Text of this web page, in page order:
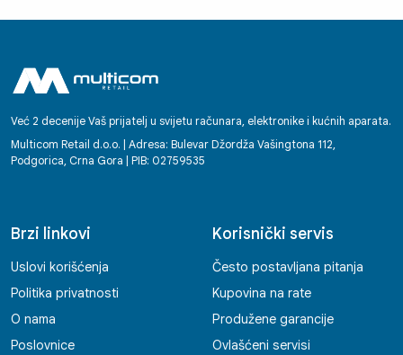
Već 2 decenije Vaš prijatelj u svijetu računara, elektronike i kućnih aparata.
Multicom Retail d.o.o. | Adresa: Bulevar Džordža Vašingtona 112,
Podgorica, Crna Gora | PIB: 02759535
Brzi linkovi
Uslovi korišćenja
Politika privatnosti
O nama
Poslovnice
Korisnički servis
Često postavljana pitanja
Kupovina na rate
Produžene garancije
Ovlašćeni servisi